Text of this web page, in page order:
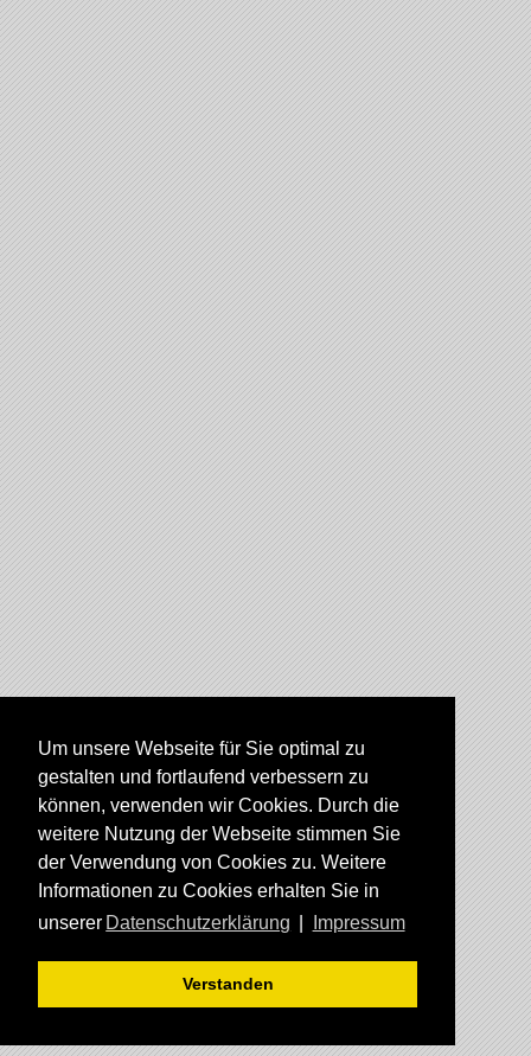
Um unsere Webseite für Sie optimal zu
gestalten und fortlaufend verbessern zu
können, verwenden wir Cookies. Durch die
weitere Nutzung der Webseite stimmen Sie
der Verwendung von Cookies zu. Weitere
Informationen zu Cookies erhalten Sie in
unserer Datenschutzerklärung Impressum
Verstanden